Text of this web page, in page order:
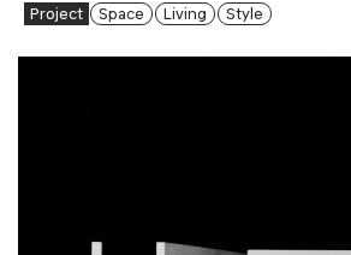
Project Space Living Style